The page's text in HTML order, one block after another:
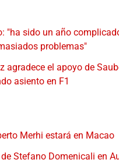
"ha sido un año
problemas"
agradece el apoyo de
asiento en F1
Merhi estará en Macao
Stefano Domenicali en